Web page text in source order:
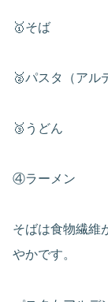
🥇そば
🥈パスタ（アル
🥉うどん
④ラーメン
そばは食物繊維
やかです。